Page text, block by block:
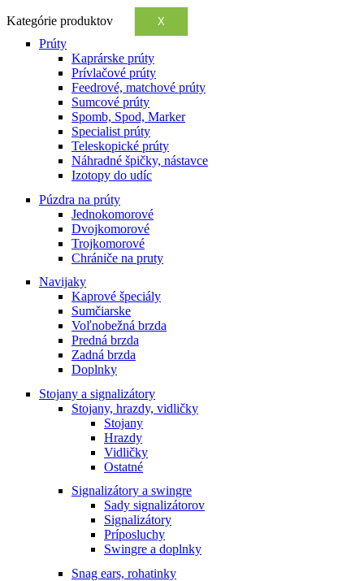
Kategórie produktov X
Prúty
Kaprárske prúty
Prívlačové prúty
Feedrové, matchové prúty
Sumcové prúty
Spomb, Spod, Marker
Specialist prúty
Teleskopické prúty
Náhradné špičky, nástavce
Izotopy do udíc
Púzdra na prúty
Jednokomorové
Dvojkomorové
Trojkomorové
Chrániče na pruty
Navijaky
Kaprové špeciály
Sumčiarske
Voľnobežná brzda
Predná brzda
Zadná brzda
Doplnky
Stojany a signalizátory
Stojany, hrazdy, vidličky
Stojany
Hrazdy
Vidličky
Ostatné
Signalizátory a swingre
Sady signalizátorov
Signalizátory
Príposluchy
Swingre a doplnky
Snag ears, rohatinky